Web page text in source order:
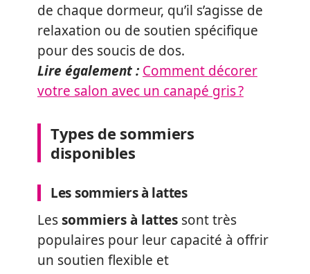
de chaque dormeur, qu’il s’agisse de
relaxation ou de soutien spécifique
pour des soucis de dos.
Lire également : Comment décorer
votre salon avec un canapé gris ?
Types de sommiers
disponibles
Les sommiers à lattes
Lessommiers à lattes sont très
populaires pour leur capacité à offrir
un soutien flexible et